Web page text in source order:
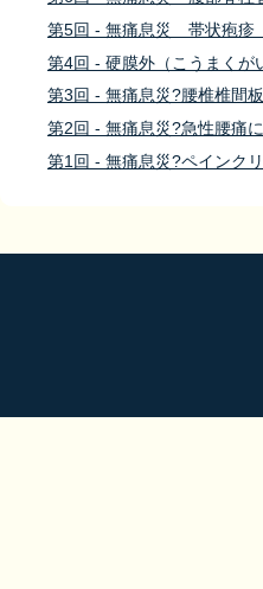
第5回 - 無痛息災 帯状疱疹
第4回 - 硬膜外（こうまくが
第3回 - 無痛息災?腰椎椎間
第2回 - 無痛息災?急性腰痛
第1回 - 無痛息災?ペインク